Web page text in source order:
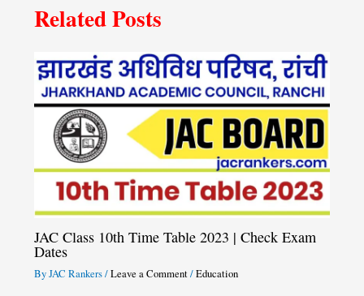
Related Posts
JAC Class 10th Time Table 2023 | Check Exam
Dates
ByJAC Rankers/Leave a Comment /Education